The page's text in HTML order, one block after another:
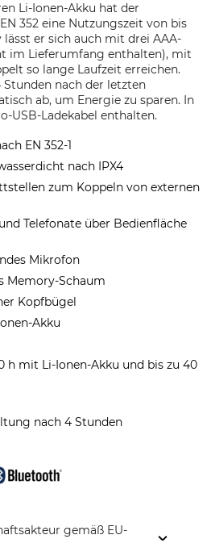
Li-Ionen-Akku hat der
352 eine Nutzungszeit von bis
er sich auch mit drei AAA-
im Lieferumfang enthalten), mit
so lange Laufzeit erreichen.
nach der letzten
ab, um Energie zu sparen. In
USB-Ladekabel enthalten.
EN 352-1
nach IPX4
zum Koppeln von externen
Telefonate über Bedienfläche
Mikrofon
Memory-Schaum
Kopfbügel
Akku
h mit Li-Ionen-Akku und bis zu 40
nach 4 Stunden
gemäß EU-